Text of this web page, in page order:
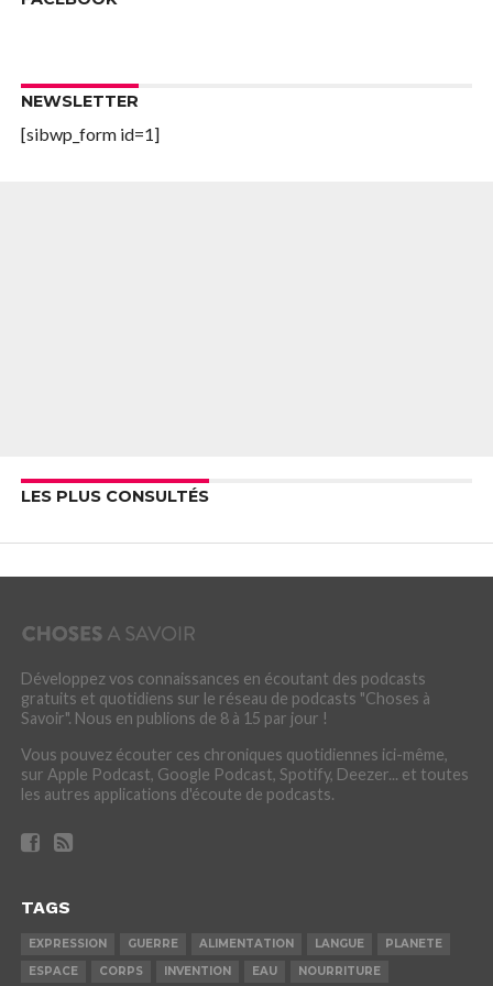
NEWSLETTER
[sibwp_form id=1]
LES PLUS CONSULTÉS
Développez vos connaissances en écoutant des podcasts
gratuits et quotidiens sur le réseau de podcasts "Choses à
Savoir". Nous en publions de 8 à 15 par jour !
Vous pouvez écouter ces chroniques quotidiennes ici-même,
sur Apple Podcast, Google Podcast, Spotify, Deezer... et toutes
les autres applications d'écoute de podcasts.
TAGS
EXPRESSION GUERRE ALIMENTATION LANGUE
PLANETE
ESPACE
CORPS INVENTION EAU NOURRITURE